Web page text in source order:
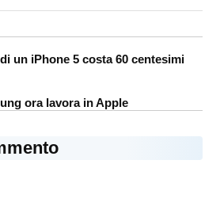
un iPhone 5 costa 60 centesimi
ora lavora in Apple